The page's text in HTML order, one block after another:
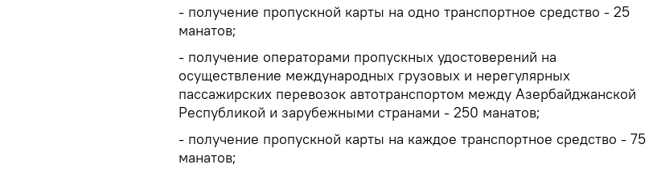
- получение пропускной карты на одно транспортное средство - 25
манатов;
- получение операторами пропускных удостоверений на
осуществление международных грузовых и нерегулярных
пассажирских перевозок автотранспортом между Азербайджанской
Республикой и зарубежными странами - 250 манатов;
- получение пропускной карты на каждое транспортное средство - 75
манатов;